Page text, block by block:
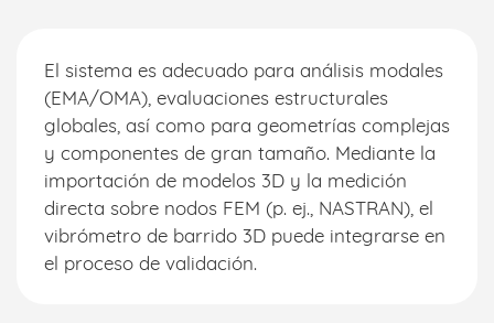
El sistema es adecuado para análisis modales
(EMA/OMA), evaluaciones estructurales
globales, así como para geometrías complejas
y componentes de gran tamaño. Mediante la
importación de modelos 3D y la medición
directa sobre nodos FEM (p. ej., NASTRAN), el
vibrómetro de barrido 3D puede integrarse en
el proceso de validación.